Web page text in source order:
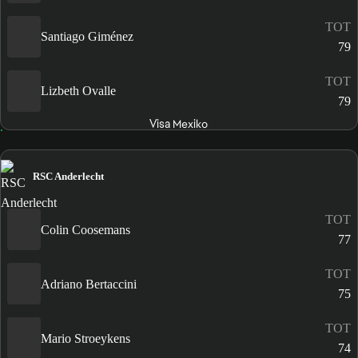
Santiago Giménez
TOT
79
Lizbeth Ovalle
TOT
79
Visa Mexiko
RSC Anderlecht
Colin Coosemans
TOT
77
Adriano Bertaccini
TOT
75
Mario Stroeykens
TOT
74